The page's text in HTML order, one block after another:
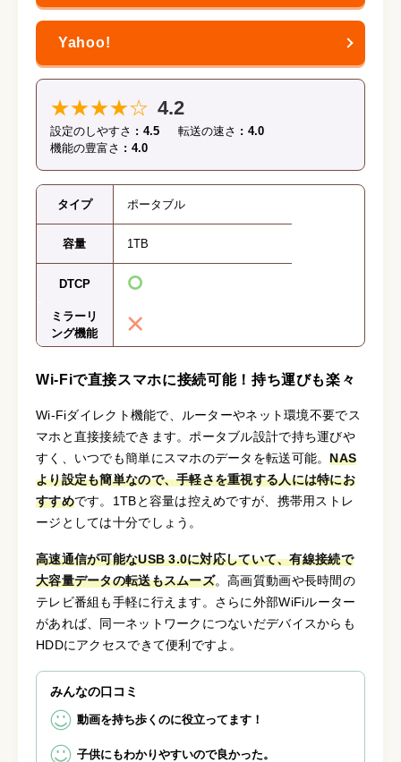
★★★★☆ 4.2
設定のしやすさ 4.5 転送の速さ
4.0
機能の豊富さ
4.0
タイプ ポータブル
容量 1TB
DTCP
ミラーリ
ング機能
Wi-Fiで直接スマホに接続可能！持ち運びも楽々
Wi-Fiダイレクト機能で、ルーターやネット環境不要でス
マホと直接接続できます。ポータブル設計で持ち運びや
すく、いつでも簡単にスマホのデータを転送可能。NAS
より設定も簡単なので、手軽さを重視する人には特にお
すすめです。1TBと容量は控えめですが、携帯用ストレ
ージとしては十分でしょう。
高速通信が可能なUSB 3.0に対応していて、有線接続で
大容量データの転送もスムーズ。高画質動画や長時間の
テレビ番組も手軽に行えます。さらに外部WiFiルーター
があれば、同一ネットワークにつないだデバイスからも
HDDにアクセスできて便利ですよ。
みんなの口コミ
動画を持ち歩くのに役立ってます！
子供にもわかりやすいので良かった。